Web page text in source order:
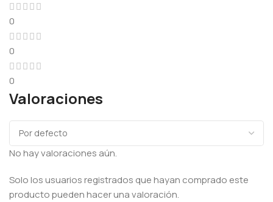
0
0
0
Valoraciones
No hay valoraciones aún.
Solo los usuarios registrados que hayan comprado este
producto pueden hacer una valoración.